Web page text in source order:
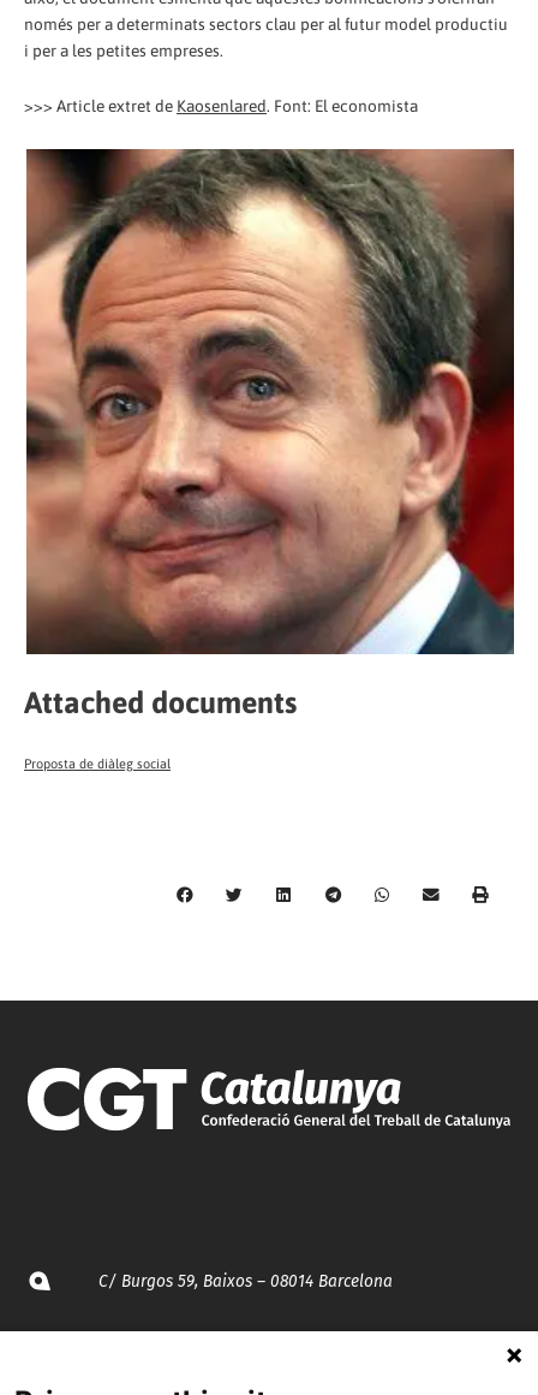
només per a determinats sectors clau per al futur model productiu
i per a les petites empreses.
>>> Article extret de Kaosenlared. Font: El economista
Attached documents
Proposta de diàleg social
C/ Burgos 59, Baixos – 08014 Barcelona